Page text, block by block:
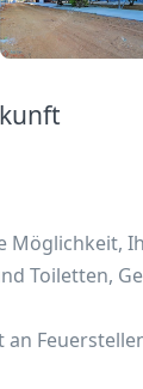
Möglichkeit,
Toiletten,
an